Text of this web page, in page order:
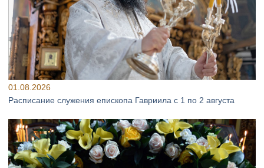
01.08.2026
Расписание служения епископа Гавриила с 1 по 2 августа